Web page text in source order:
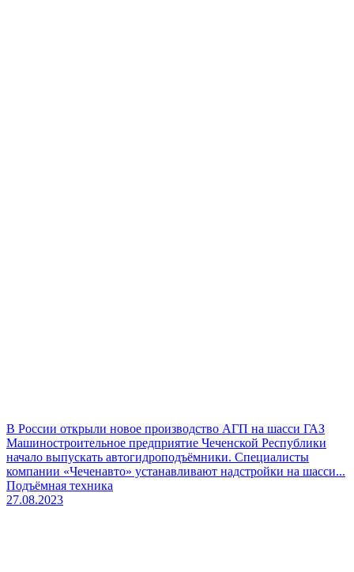
В России открыли новое производство АГП на шасси ГАЗ
Машиностроительное предприятие Чеченской Республики
начало выпускать автогидроподъёмники. Специалисты
компании «Чеченавто» устанавливают надстройки на шасси...
Подъёмная техника
27.08.2023